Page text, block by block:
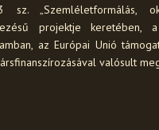
sz. „Szemléletformálás,
projektje keretében,
az Európai Unió
valósult